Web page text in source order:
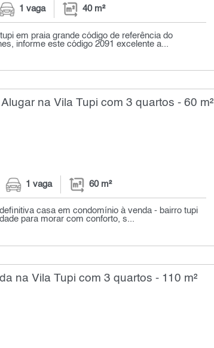
1 vaga 40 m²
em praia grande código de referência do
informe este código 2091 excelente a...
na Vila Tupi com 3 quartos - 60 m²
1 vaga 60 m²
casa em condomínio à venda - bairro tupi
para morar com conforto, s...
na Vila Tupi com 3 quartos - 110 m²